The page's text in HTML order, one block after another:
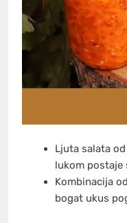
Ljuta salata
lukom postaje
Kombinacija
bogat ukus